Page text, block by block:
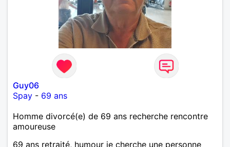
Guy06
Spay - 69 ans
Homme divorcé(e) de 69 ans recherche rencontre
amoureuse
69 ans retraité, humour je cherche une personne